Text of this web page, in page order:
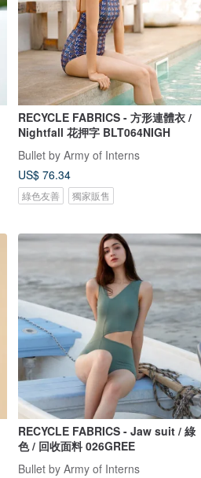
RECYCLE FABRICS - 方形連體衣 /
Nightfall 花押字 BLT064NIGH
Bullet by Army of Interns
US$ 76.34
綠色友善 獨家販售
RECYCLE FABRICS - Jaw suit / 綠
色 / 回收面料 026GREE
Bullet by Army of Interns